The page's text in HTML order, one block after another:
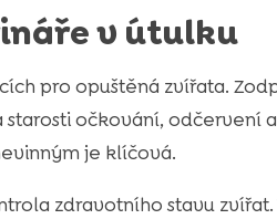
v útulku
pro opuštěná zvířata.
starosti očkování, odčervení
je klíčová.
zdravotního stavu